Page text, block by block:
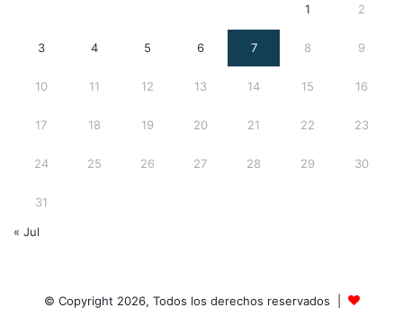
1 2
3 4 5 6 7 8 9
10 11 12 13 14 15 16
17 18 19 20 21 22 23
24 25 26 27 28 29 30
31
« Jul
© Copyright 2026, Todos los derechos reservados |